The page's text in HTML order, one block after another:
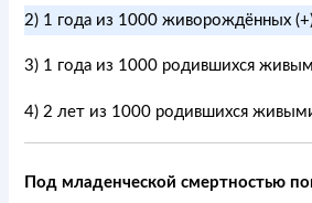
2) 1 года из 1000 живорождённых
3) 1 года из 1000 родившихся
4) 2 лет из 1000 родившихся
Под младенческой смертностью